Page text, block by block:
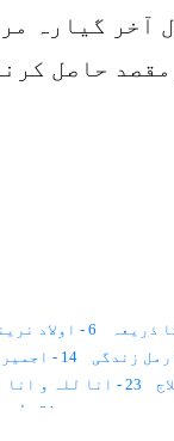
پر بیٹھ کر اول
مقصد حاصل
6 - اولاد نرینہ
14 - اجمیر شریف کی حاضری
23 - انا للہ و انا الیہ راجعون
31 - اُم الصبیان